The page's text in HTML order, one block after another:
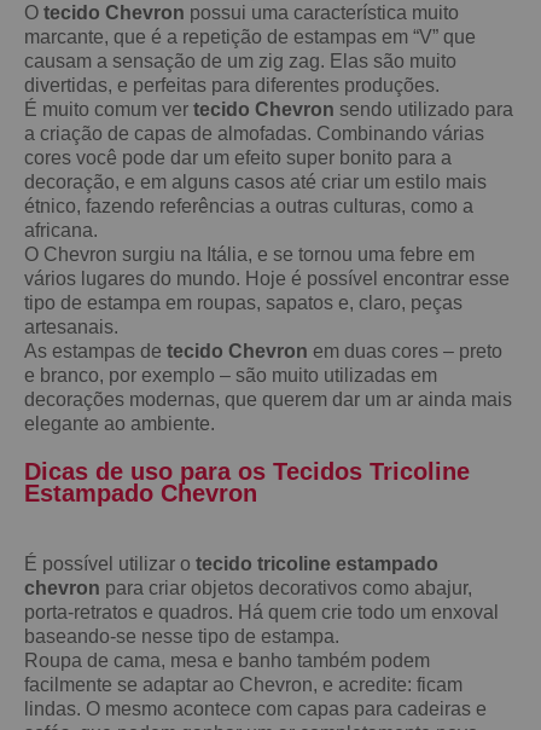
O tecido Chevron possui uma característica muito
marcante, que é a repetição de estampas em “V” que
causam a sensação de um zig zag. Elas são muito
divertidas, e perfeitas para diferentes produções.
É muito comum ver tecido Chevron sendo utilizado para
a criação de capas de almofadas. Combinando várias
cores você pode dar um efeito super bonito para a
decoração, e em alguns casos até criar um estilo mais
étnico, fazendo referências a outras culturas, como a
africana.
O Chevron surgiu na Itália, e se tornou uma febre em
vários lugares do mundo. Hoje é possível encontrar esse
tipo de estampa em roupas, sapatos e, claro, peças
artesanais.
As estampas de tecido Chevron em duas cores – preto
e branco, por exemplo – são muito utilizadas em
decorações modernas, que querem dar um ar ainda mais
elegante ao ambiente.
Dicas de uso para os Tecidos Tricoline
Estampado Chevron
É possível utilizar o tecido tricoline estampado
chevron para criar objetos decorativos como abajur,
porta-retratos e quadros. Há quem crie todo um enxoval
baseando-se nesse tipo de estampa.
Roupa de cama, mesa e banho também podem
facilmente se adaptar ao Chevron, e acredite: ficam
lindas. O mesmo acontece com capas para cadeiras e